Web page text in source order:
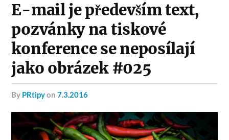
E-mail je především text,
pozvánky na tiskové
konference se neposílají
jako obrázek #025
by PRtipyon7.3.2016